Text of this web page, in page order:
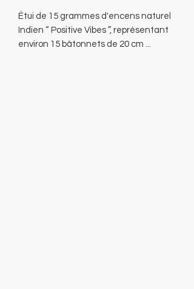
Étui de 15 grammes d'encens naturel
Indien “ Positive Vibes ”, représentant
environ 15 bâtonnets de 20 cm ...